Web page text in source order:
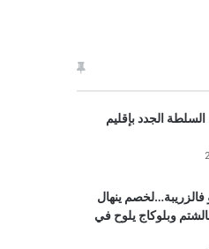
الجدد بإقليم
ينهال
وبلوكاج يلوح في